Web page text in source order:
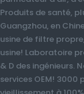
Olansi
purificateur d'air,
Produits de santé,
Guangzhou, en
propre, usine de
assemblage